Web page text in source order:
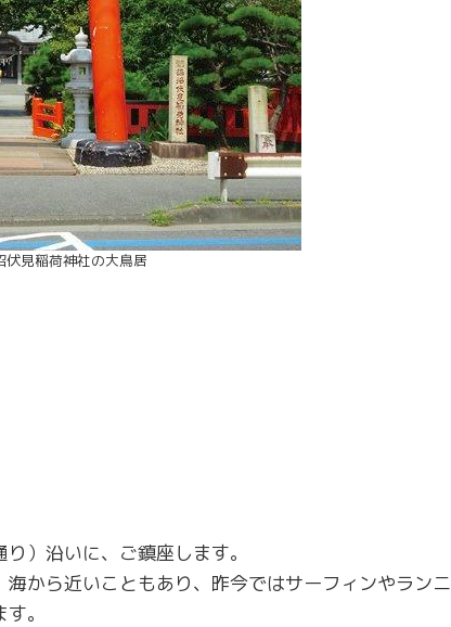
伏見稲荷神社の大鳥居
）沿いに、ご鎮座します。
から近いこともあり、昨今ではサーフィンやランニ
。